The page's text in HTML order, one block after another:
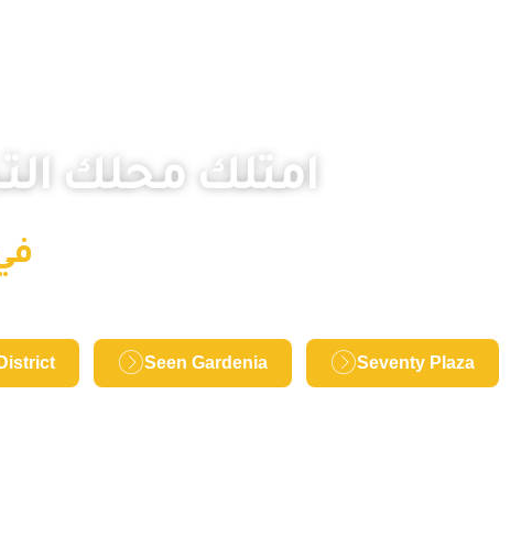
امتلك محلك
Seventy Plaza
Seen Gardenia